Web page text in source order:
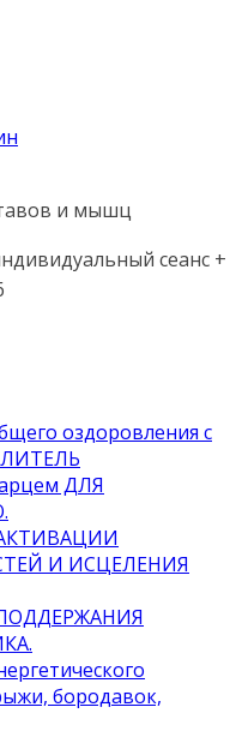
и мышц
сеанс +
оздоровления с
ДЛЯ
АКТИВАЦИИ
И ИСЦЕЛЕНИЯ
ПОДДЕРЖАНИЯ
бородавок,